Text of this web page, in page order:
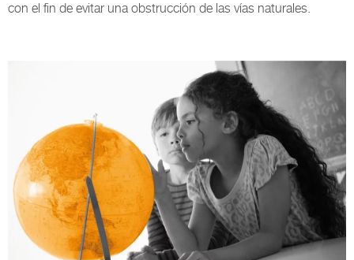
con el fin de evitar una obstrucción de las vías naturales.